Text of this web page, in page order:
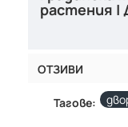
растения |
ОТЗИВИ
Тагове: